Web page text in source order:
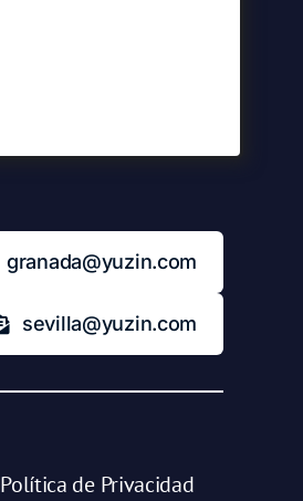
granada@yuzin.com
sevilla@yuzin.com
Política de Privacidad